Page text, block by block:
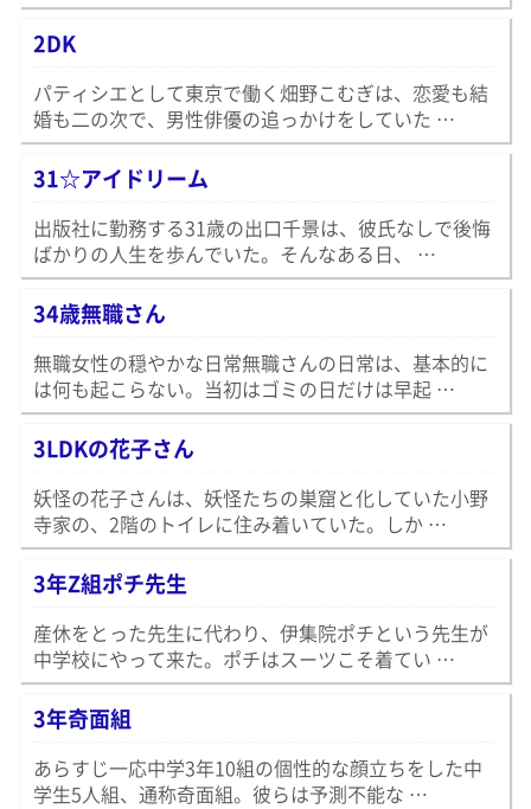
2DK
パティシエとして東京で働く畑野こむぎは、恋愛も結
婚も二の次で、男性俳優の追っかけをしていた …
31☆アイドリーム
出版社に勤務する31歳の出口千景は、彼氏なしで後悔
ばかりの人生を歩んでいた。そんなある日、 …
34歳無職さん
無職女性の穏やかな日常無職さんの日常は、基本的に
は何も起こらない。当初はゴミの日だけは早起 …
3LDKの花子さん
妖怪の花子さんは、妖怪たちの巣窟と化していた小野
寺家の、2階のトイレに住み着いていた。しか …
3年Z組ポチ先生
産休をとった先生に代わり、伊集院ポチという先生が
中学校にやって来た。ポチはスーツこそ着てい …
3年奇面組
あらすじ一応中学3年10組の個性的な顔立ちをした中
学生5人組、通称奇面組。彼らは予測不能な …